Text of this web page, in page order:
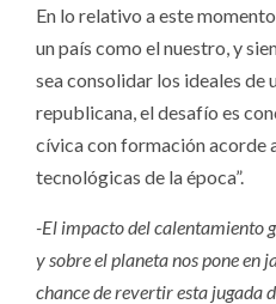
En lo relativo a este
un país como el nuestro, y
sea consolidar los ideales de
republicana, el desafío es
cívica con formación acorde
tecnológicas de la época”.
-El impacto del calentamiento
y sobre el planeta nos pone en
chance de revertir esta jugada